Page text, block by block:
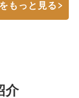
もっと見る
介